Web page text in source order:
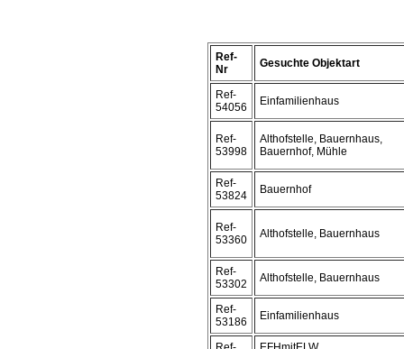
Ref-
Nr
Gesuchte Objektart
Ref-
54056
Einfamilienhaus
Ref-
53998
Althofstelle, Bauernhaus,
Bauernhof, Mühle
Ref-
53824
Bauernhof
Ref-
53360
Althofstelle, Bauernhaus
Ref-
53302
Althofstelle, Bauernhaus
Ref-
53186
Einfamilienhaus